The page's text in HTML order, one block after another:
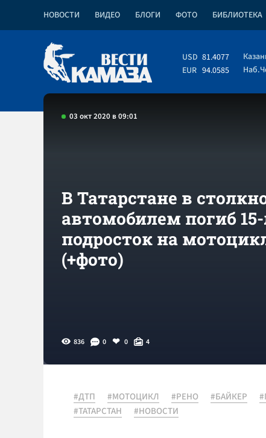
НОВОСТИ ВИДЕО БЛОГИ ФОТО БИБЛИОТЕКА
USD 81.4077
EUR 94.0585
03 окт 2020 в 09:01
В Татарстане в
автомобилем погиб
подросток на
(+фото)
836 0 0 4
#ДТП #МОТОЦИКЛ #РЕНО #БАЙКЕР
#ТАТАРСТАН
#НОВОСТИ